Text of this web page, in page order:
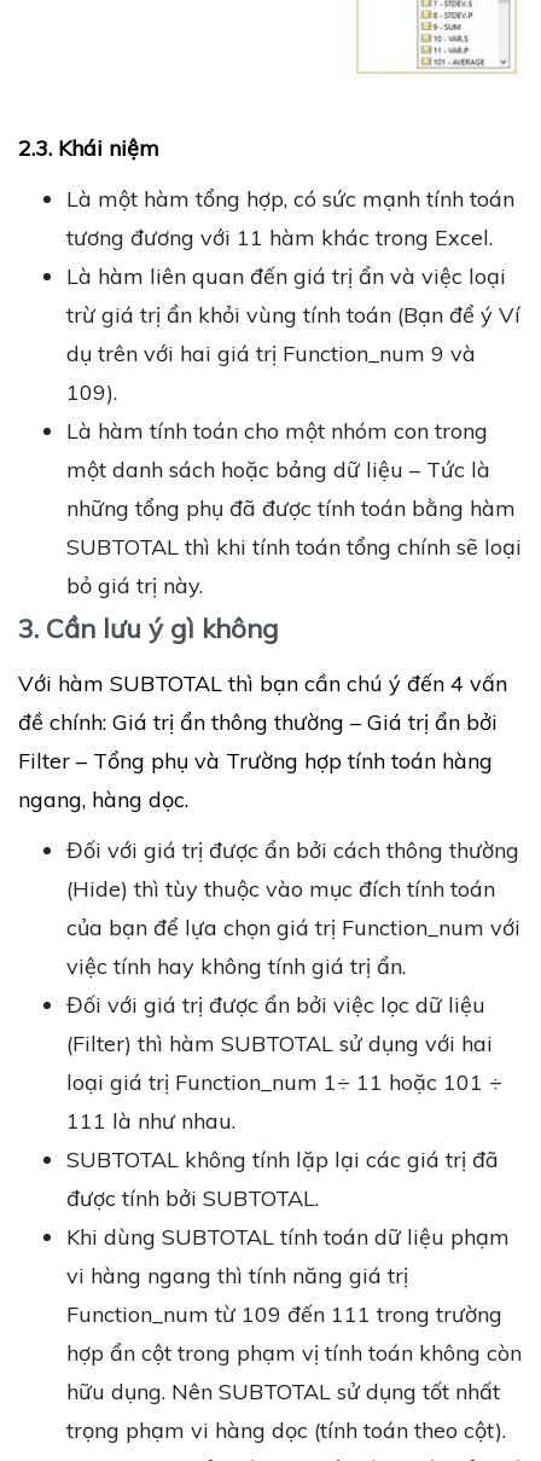
2.3. Khái niệm
Là một hàm tổng hợp, có sức mạnh tính toán
tương đương với 11 hàm khác trong Excel.
Là hàm liên quan đến giá trị ẩn và việc loại
trừ giá trị ẩn khỏi vùng tính toán (Bạn để ý Ví
dụ trên với hai giá trị Function_num 9 và
109).
Là hàm tính toán cho một nhóm con trong
một danh sách hoặc bảng dữ liệu – Tức là
những tổng phụ đã được tính toán bằng hàm
SUBTOTAL thì khi tính toán tổng chính sẽ loại
bỏ giá trị này.
3. Cần lưu ý gì không
Với hàm SUBTOTAL thì bạn cần chú ý đến 4 vấn
đề chính: Giá trị ẩn thông thường – Giá trị ẩn bởi
Filter – Tổng phụ và Trường hợp tính toán hàng
ngang, hàng dọc.
Đối với giá trị được ẩn bởi cách thông thường
(Hide) thì tùy thuộc vào mục đích tính toán
của bạn để lựa chọn giá trị Function_num với
việc tính hay không tính giá trị ẩn.
Đối với giá trị được ẩn bởi việc lọc dữ liệu
(Filter) thì hàm SUBTOTAL sử dụng với hai
loại giá trị Function_num 1÷ 11 hoặc 101 ÷
111 là như nhau.
SUBTOTAL không tính lặp lại các giá trị đã
được tính bởi SUBTOTAL.
Khi dùng SUBTOTAL tính toán dữ liệu phạm
vi hàng ngang thì tính năng giá trị
Function_num từ 109 đến 111 trong trường
hợp ẩn cột trong phạm vị tính toán không còn
hữu dụng. Nên SUBTOTAL sử dụng tốt nhất
trọng phạm vi hàng dọc (tính toán theo cột).